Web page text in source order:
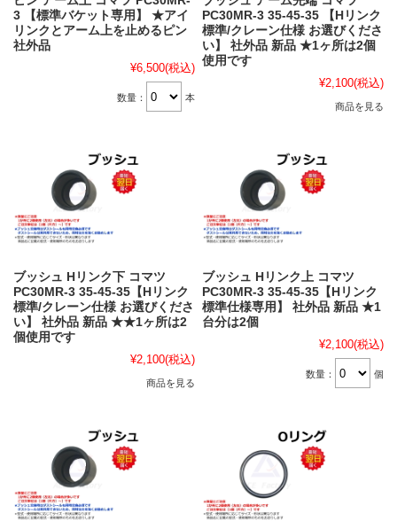
3 【標準バケット専用】 ★アイ
リンクとアーム上を止めるピン
社外品
¥6,500(税込)
数量： 本
PC30MR-3 35-45-35 【Hリンク
標準/クレーン仕様 お選びくださ
い】 社外品 新品 ★1ヶ所は2個
使用です
¥2,100(税込)
商品を見る
ブッシュ Hリンク下 コマツ
PC30MR-3 35-45-35【Hリンク
標準/クレーン仕様 お選びくださ
い】 社外品 新品 ★★1ヶ所は2
個使用です
¥2,100(税込)
商品を見る
ブッシュ Hリンク上 コマツ
PC30MR-3 35-45-35【Hリンク
標準仕様専用】 社外品 新品 ★1
台分は2個
¥2,100(税込)
数量： 個